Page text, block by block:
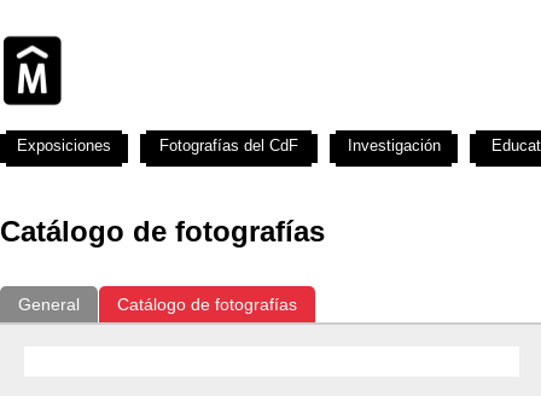
Catálogo de fotografías
General Catálogo de fotografías
Exposiciones Fotografías del CdF Investigación